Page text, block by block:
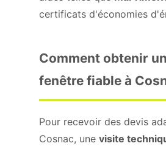
certificats d'économies
Comment obtenir
fenêtre fiable à
Pour recevoir des devis
Cosnac, une visite